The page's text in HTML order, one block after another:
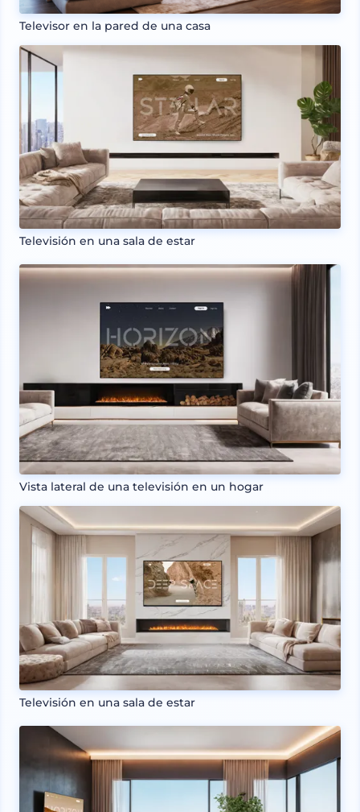
Televisor en la pared de una casa
Televisión en una sala de estar
Vista lateral de una televisión en un hogar
Televisión en una sala de estar